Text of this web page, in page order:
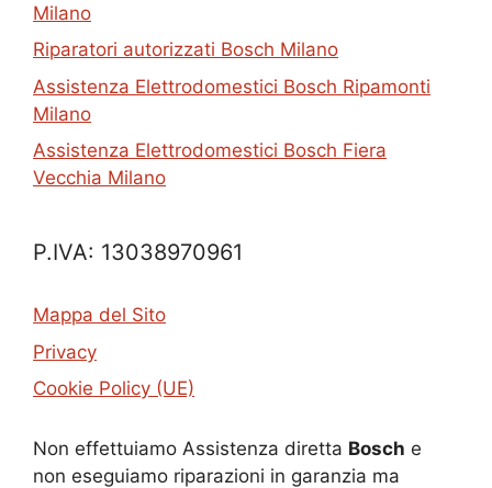
Milano
Riparatori autorizzati Bosch Milano
Assistenza Elettrodomestici Bosch Ripamonti
Milano
Assistenza Elettrodomestici Bosch Fiera
Vecchia Milano
P.IVA: 13038970961
Mappa del Sito
Privacy
Cookie Policy (UE)
Non effettuiamo Assistenza diretta Bosch e
non eseguiamo riparazioni in garanzia ma